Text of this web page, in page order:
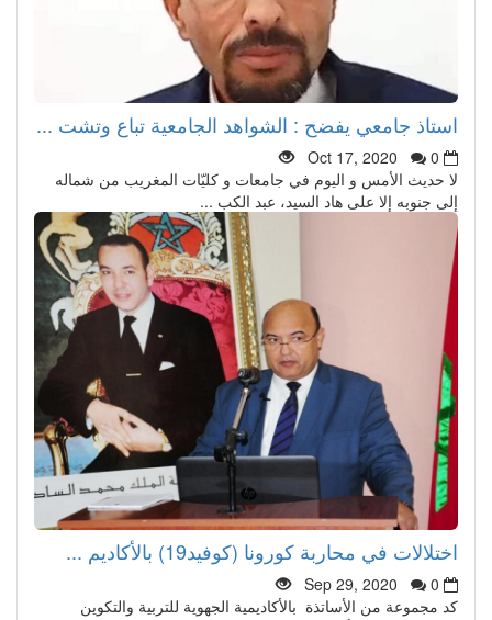
استاذ جامعي يفضح : الشواهد الجامعية تباع وتشت ...
Oct 17, 2020
0
لا حديث الأمس و اليوم في جامعات و كليّات المغريب من شماله
إلى جنوبه إلا على هاد السيد، عبد الكب ...
اختلالات في محاربة كورونا (كوفيد19) بالأكاديم ...
Sep 29, 2020
0
كد مجموعة من الأساتذة بالأكاديمية الجهوية للتربية والتكوين